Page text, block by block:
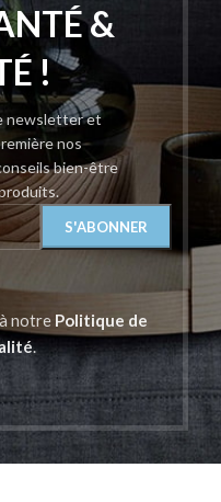
&
!
newsletter et
nos
bien-être
notre Politique de
.